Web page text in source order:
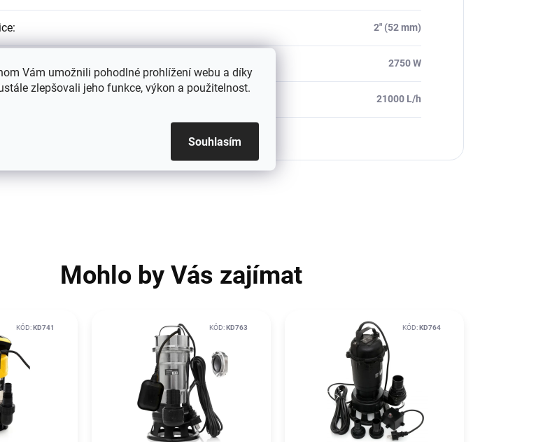
Vám umožnili pohodlné prohlížení webu a díky
zlepšovali jeho funkce, výkon a použitelnost.
Souhlasím
: 2" (52 mm)
2750 W
21000 L/h
Mohlo by Vás zajímat
KÓD:KD741 KÓD:KD763 KÓD:KD764